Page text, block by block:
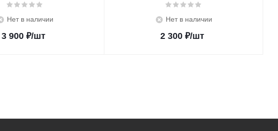
Нет в наличии
3 900₽/шт
Нет в наличии
2 300₽/шт